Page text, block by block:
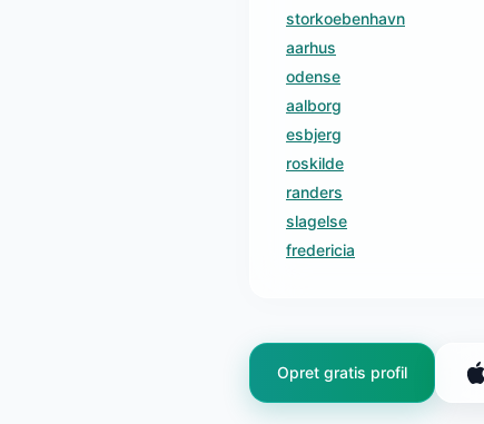
storkoebenhavn
aarhus
odense
aalborg
esbjerg
roskilde
randers
slagelse
fredericia
Opret gratis profil